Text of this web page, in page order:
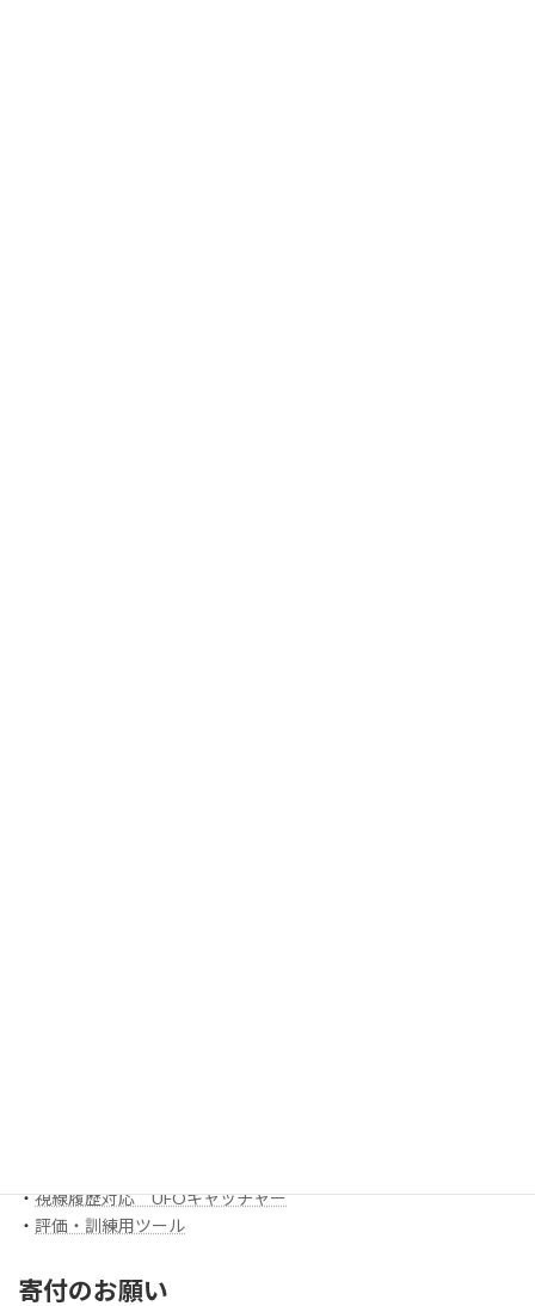
・視線履歴対応 UFOキャッチャー
・ 評価・訓練用ツール
寄付のお願い